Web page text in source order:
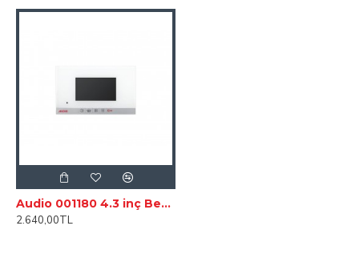
Audio 001180 4.3 inç Beyaz Bus Plus Görüntülü Diafon
2.640,00TL